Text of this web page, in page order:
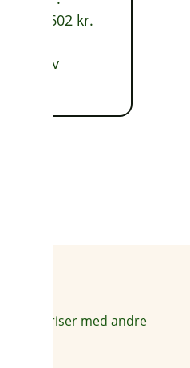
208 602 kr.
av
våre priser med andre